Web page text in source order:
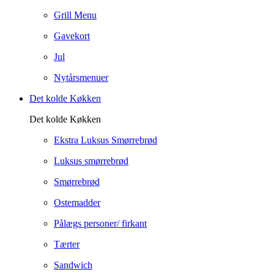
Grill Menu
Gavekort
Jul
Nytårsmenuer
Det kolde Køkken
Det kolde Køkken
Ekstra Luksus Smørrebrød
Luksus smørrebrød
Smørrebrød
Ostemadder
Pålægs personer/ firkant
Tærter
Sandwich